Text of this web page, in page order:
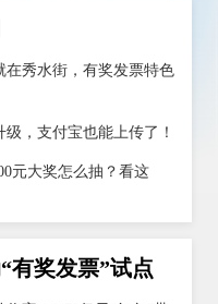
在秀水街，有奖发票特色
，支付宝也能上传了！
元大奖怎么抽？看这
有奖发票”试点